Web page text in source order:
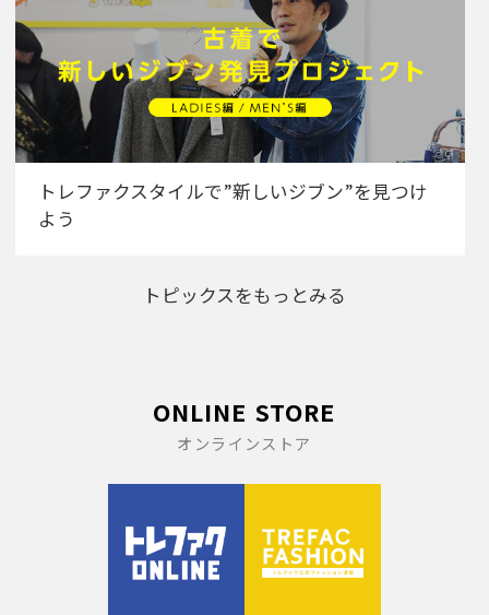
トレファクスタイルで”新しいジブン”を見つけ
よう
トピックスをもっとみる
ONLINE STORE
オンラインストア